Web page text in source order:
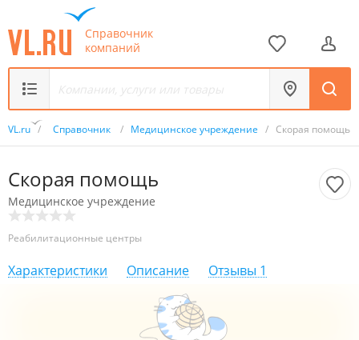
Справочник
компаний
VL.ru / Справочник / Медицинское учреждение / Скорая помощь
Скорая помощь
Медицинское учреждение
Реабилитационные центры
Характеристики Описание Отзывы 1